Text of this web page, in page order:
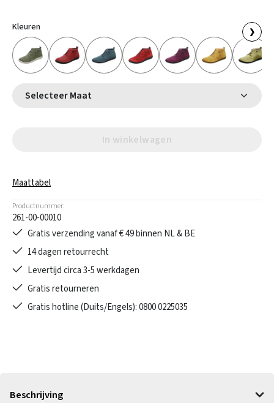
Kleuren ❯
Selecteer Maat
In winkelwagen
Maattabel
Productnummer:
261-00-00010
Gratis verzending vanaf € 49 binnen NL & BE
14 dagen retourrecht
Levertijd circa 3-5 werkdagen
Gratis retourneren
Gratis hotline (Duits/Engels): 0800 0225035
Beschrijving